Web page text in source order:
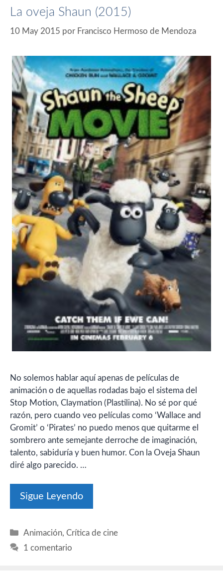
La oveja Shaun (2015)
10 May 2015 por Francisco Hermoso de Mendoza
No solemos hablar aquí apenas de películas de
animación o de aquellas rodadas bajo el sistema del
Stop Motion, Claymation (Plastilina). No sé por qué
razón, pero cuando veo películas como ‘Wallace and
Gromit’ o ‘Pirates’ no puedo menos que quitarme el
sombrero ante semejante derroche de imaginación,
talento, sabiduría y buen humor. Con la Oveja Shaun
diré algo parecido. …
Sigue Leyendo
Categorías
Animación,Crítica de cine
1 comentario